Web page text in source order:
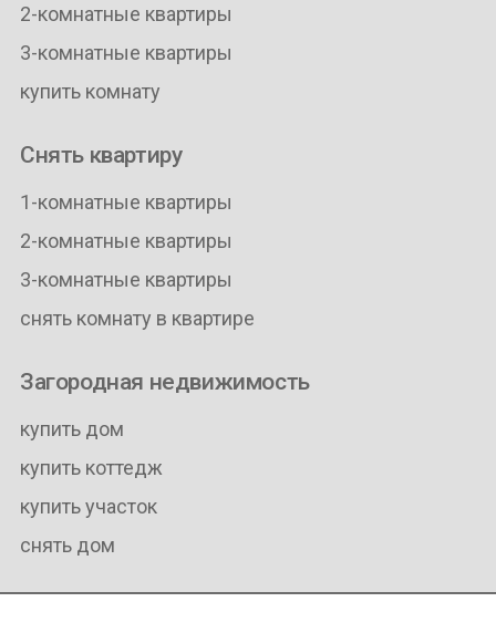
2-комнатные квартиры
3-комнатные квартиры
купить комнату
Снять квартиру
1-комнатные квартиры
2-комнатные квартиры
3-комнатные квартиры
снять комнату в квартире
Загородная недвижимость
купить дом
купить коттедж
купить участок
снять дом